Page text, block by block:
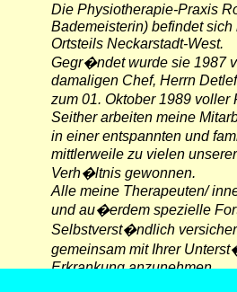
Die Physiotherapie-Praxis
Bademeisterin) befindet
Ortsteils Neckarstadt-West.
Gegr�ndet wurde sie 1987
damaligen Chef, Herrn
zum 01. Oktober 1989
Seither arbeiten meine
in einer entspannten und
mittlerweile zu vielen
Verh�ltnis gewonnen.
Alle meine Therapeuten/
und au�erdem spezielle
Selbstverst�ndlich
gemeinsam mit Ihrer
Erkrankung anzunehmen.